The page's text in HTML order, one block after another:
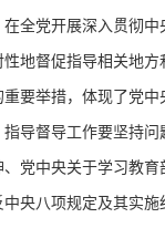
党开展深入贯彻中
地督促指导相关地
要举措，体现了党中
督导工作要坚持问
党中央关于学习教
央八项规定及其实